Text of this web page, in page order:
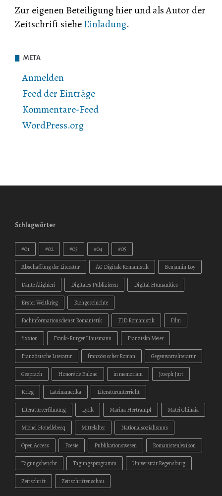
Zur eigenen Beteiligung hier und als Autor der
Zeitschrift sieheEinladung.
META
Anmelden
Feed der Einträge
Kommentare-Feed
WordPress.org
Schlagwörter
#01 #02 #03 #04 #05
Abschaffung der Literatur AG Digitale Romanistik Benjamin Loy
Dante Alighieri Digitales Publizieren Digital Humanities
Erster Weltkrieg Fachgeschichte
Fachinformationsdienst Romanistik FID Romanistik Film
fixxion Frank-Rutger Hausmann Franziska Meier
Französische Literatur französischer Roman Gegenwartsliteratur
Gespräch Honoré de Balzac in memoriam Joseph Jurt
Krieg Lateinamerika Literaturunterricht
Literaturverfilmung Lyrik Marina Hertrampf Matei Chihaia
Michel Houellebecq Mittelalter Nationalsozialismus
Open Access Poesie Publikationswesen Romanistenlexikon
Tagungsbericht Tagungsprogramm Universität Regensburg
Zeitschrift Zeitschriftenschau